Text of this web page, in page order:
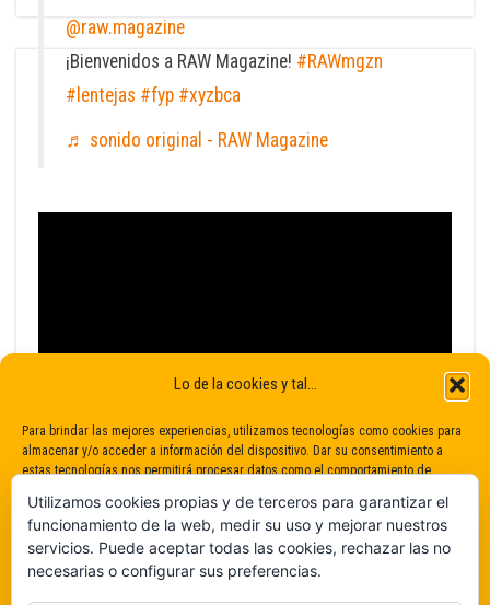
Lo de la cookies y tal...
Para brindar las mejores experiencias, utilizamos tecnologías como cookies para
almacenar y/o acceder a información del dispositivo. Dar su consentimiento a
estas tecnologías nos permitirá procesar datos como el comportamiento de
consentimiento puede afectar negativamente a determinadas características y
funciones.
@raw.magazine
¡Bienvenidos a RAW Magazine! #RAWmgzn
#lentejas #fyp #xyzbca
♬ sonido original - RAW Magazine
Utilizamos cookies propias y de terceros para garantizar el
funcionamiento de la web, medir su uso y mejorar nuestros
servicios. Puede aceptar todas las cookies, rechazar las no
necesarias o configurar sus preferencias.